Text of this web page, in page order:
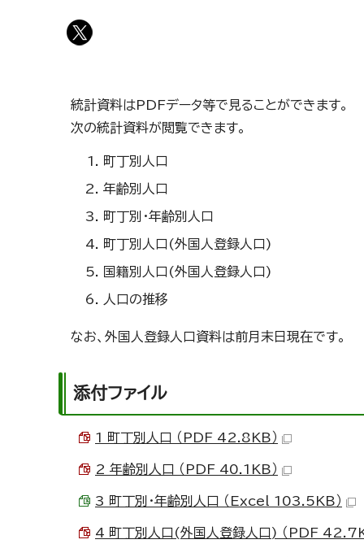
統計資料はPDFデータ等で見ることができます。
次の統計資料が閲覧できます。
町丁別人口
年齢別人口
町丁別・年齢別人口
町丁別人口(外国人登録人口)
国籍別人口(外国人登録人口)
人口の推移
なお、外国人登録人口資料は前月末日現在です。
添付ファイル
1 町丁別人口 （PDF 42.8KB）
2 年齢別人口 （PDF 40.1KB）
3 町丁別・年齢別人口 （Excel 103.5KB）
4 町丁別人口(外国人登録人口) （PDF